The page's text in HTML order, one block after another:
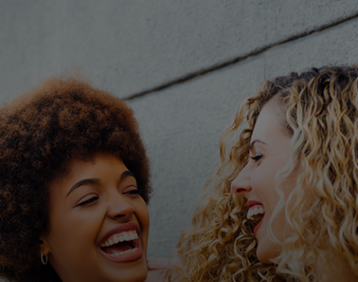
Pour l'entreprise
Pour le monde
Pour les innovateurs
Actualités et tendances